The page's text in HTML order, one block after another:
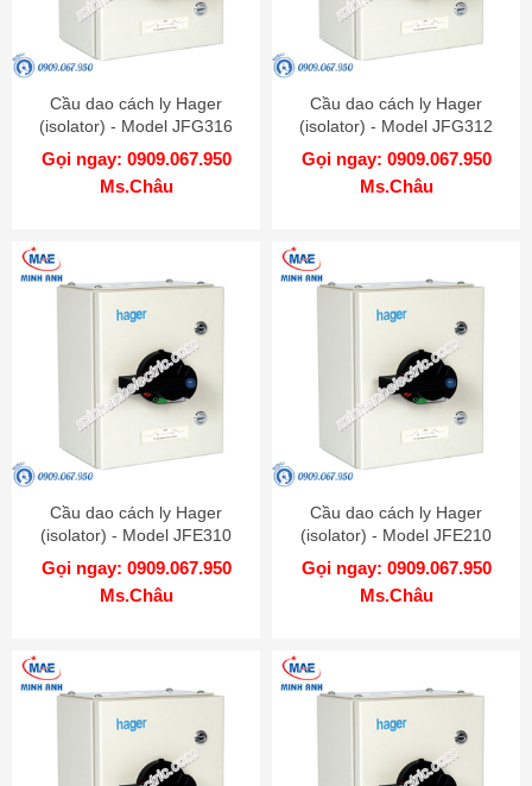
Cầu dao cách ly Hager
(isolator) - Model JFG316
Gọi ngay: 0909.067.950
Ms.Châu
Cầu dao cách ly Hager
(isolator) - Model JFG312
Gọi ngay: 0909.067.950
Ms.Châu
Cầu dao cách ly Hager
(isolator) - Model JFE310
Gọi ngay: 0909.067.950
Ms.Châu
Cầu dao cách ly Hager
(isolator) - Model JFE210
Gọi ngay: 0909.067.950
Ms.Châu